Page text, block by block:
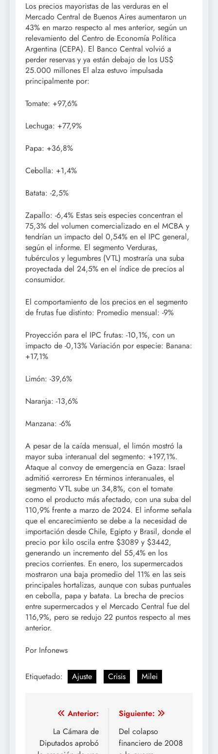
Los precios mayoristas de las verduras en el
Mercado Central de Buenos Aires aumentaron un
43% en marzo respecto al mes anterior, según un
relevamiento del Centro de Economía Política
Argentina (CEPA). El Banco Central volvió a
perder reservas y ya están debajo de los US$
25.000 millones El alza estuvo impulsada
principalmente por:
Tomate: +97,6%
Lechuga: +77,9%
Papa: +36,8%
Cebolla: +1,4%
Batata: -2,5%
Zapallo: -6,4% Estas seis especies concentran el
75,3% del volumen comercializado en el MCBA y
tendrían un impacto del 0,54% en el IPC general,
según el informe. El segmento Verduras,
tubérculos y legumbres (VTL) mostraría una suba
proyectada del 24,5% en el índice de precios al
consumidor.
El comportamiento de los precios en el segmento
de frutas fue distinto: Promedio mensual: -9%
Proyección para el IPC frutas: -10,1%, con un
impacto de -0,13% Variación por especie: Banana:
+17,1%
Limón: -39,6%
Naranja: -13,6%
Manzana: -6%
A pesar de la caída mensual, el limón mostró la
mayor suba interanual del segmento: +197,1%.
Ataque al convoy de emergencia en Gaza: Israel
admitió «errores» En términos interanuales, el
segmento VTL sube un 34,8%, con el tomate
como el producto más afectado, con una suba del
110,9% frente a marzo de 2024. El informe señala
que el encarecimiento se debe a la necesidad de
importación desde Chile, Egipto y Brasil, donde el
precio por kilo oscila entre $3089 y $3442,
generando un incremento del 55,4% en los
precios corrientes. En enero, los supermercados
mostraron una baja promedio del 11% en las seis
principales hortalizas, aunque con subas puntuales
en cebolla, papa y batata. La brecha de precios
entre supermercados y el Mercado Central fue del
116,9%, pero se redujo 22 puntos respecto al mes
anterior.
Por Infonews
Etiquetado: Ajuste Crisis Milei
Navegación
Anterior:
La Cámara de
Diputados aprobó
Siguiente:
Del colapso
financiero de 2008